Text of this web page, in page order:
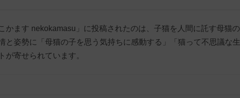
かます nekokamasu」に投稿されたのは、子猫を人間に託す母猫の
と姿勢に「母猫の子を思う気持ちに感動する」「猫って不思議な生
が寄せられています。